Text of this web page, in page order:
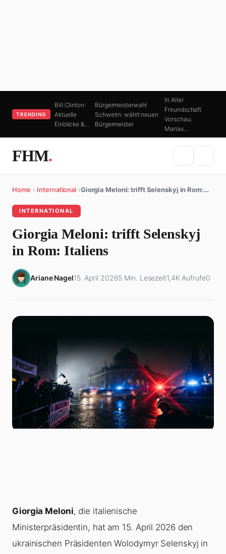
TRENDING
Bill Clinton:
Aktuelle
Einblicke &…
Bürgermeisterwahl
Schwerin: wählt neuen
Bürgermeister
In Aller
Freundschaft
Vorschau:
Marias…
FHM.
Home › International ›Giorgia Meloni: trifft Selenskyj in Rom:…
INTERNATIONAL
Giorgia Meloni: trifft Selenskyj
in Rom: Italiens
Ariane Nagel15. April 20265 Min. Lesezeit1,4K Aufrufe0
Giorgia Meloni, die italienische
Ministerpräsidentin, hat am 15. April 2026 den
ukrainischen Präsidenten Wolodymyr Selenskyj in